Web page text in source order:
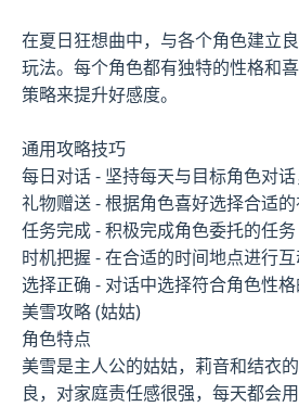
在夏日狂想曲中，与各个角色建立
玩法。每个角色都有独特的性格和
策略来提升好感度。
通用攻略技巧
每日对话 - 坚持每天与目标角色对
礼物赠送 - 根据角色喜好选择合适
任务完成 - 积极完成角色委托的任务
时机把握 - 在合适的时间地点进行
选择正确 - 对话中选择符合角色性
美雪攻略 (姑姑)
角色特点
美雪是主人公的姑姑，莉音和结衣
良，对家庭责任感很强，每天都会